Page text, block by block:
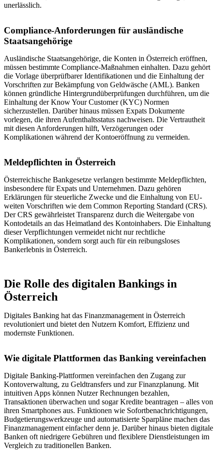
unerlässlich.
Compliance-Anforderungen für ausländische
Staatsangehörige
Ausländische Staatsangehörige, die Konten in Österreich eröffnen,
müssen bestimmte Compliance-Maßnahmen einhalten. Dazu gehört
die Vorlage überprüfbarer Identifikationen und die Einhaltung der
Vorschriften zur Bekämpfung von Geldwäsche (AML). Banken
können gründliche Hintergrundüberprüfungen durchführen, um die
Einhaltung der Know Your Customer (KYC) Normen
sicherzustellen. Darüber hinaus müssen Expats Dokumente
vorlegen, die ihren Aufenthaltsstatus nachweisen. Die Vertrautheit
mit diesen Anforderungen hilft, Verzögerungen oder
Komplikationen während der Kontoeröffnung zu vermeiden.
Meldepflichten in Österreich
Österreichische Bankgesetze verlangen bestimmte Meldepflichten,
insbesondere für Expats und Unternehmen. Dazu gehören
Erklärungen für steuerliche Zwecke und die Einhaltung von EU-
weiten Vorschriften wie dem Common Reporting Standard (CRS).
Der CRS gewährleistet Transparenz durch die Weitergabe von
Kontodetails an das Heimatland des Kontoinhabers. Die Einhaltung
dieser Verpflichtungen vermeidet nicht nur rechtliche
Komplikationen, sondern sorgt auch für ein reibungsloses
Bankerlebnis in Österreich.
Die Rolle des digitalen Bankings in
Österreich
Digitales Banking hat das Finanzmanagement in Österreich
revolutioniert und bietet den Nutzern Komfort, Effizienz und
modernste Funktionen.
Wie digitale Plattformen das Banking vereinfachen
Digitale Banking-Plattformen vereinfachen den Zugang zur
Kontoverwaltung, zu Geldtransfers und zur Finanzplanung. Mit
intuitiven Apps können Nutzer Rechnungen bezahlen,
Transaktionen überwachen und sogar Kredite beantragen – alles von
ihren Smartphones aus. Funktionen wie Sofortbenachrichtigungen,
Budgetierungswerkzeuge und automatisierte Sparpläne machen das
Finanzmanagement einfacher denn je. Darüber hinaus bieten digitale
Banken oft niedrigere Gebühren und flexiblere Dienstleistungen im
Vergleich zu traditionellen Banken.